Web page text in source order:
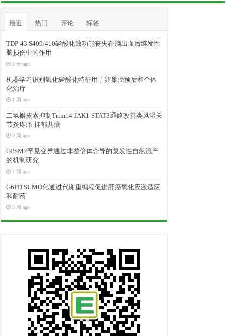
最近 热门 评论 标签
TDP-43 S409/410磷酸化致功能丧失在脑出血后继发性
脑损伤中的作用
3 天 ago
机器学习识别氧化磷酸化特征用于卵巢癌预后和个体
化治疗
1 周 ago
二氢槲皮素抑制Trim14-JAK1-STAT3通路改善类风湿关
节炎疼痛-抑郁共病
2 周 ago
GPSM2罕见变异通过非整倍体介导的复发性自然流产
的机制研究
2 周 ago
G6PD SUMO化通过代谢重编程促进肝癌氧化应激适应
和耐药
3 周 ago